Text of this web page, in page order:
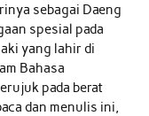
sebagai Daeng
spesial pada
yang lahir di
Bahasa
pada berat
dan menulis ini,